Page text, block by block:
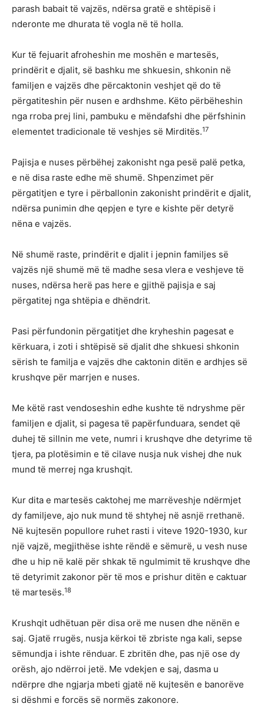
parash babait të vajzës, ndërsa gratë e shtëpisë i
nderonte me dhurata të vogla në të holla.
Kur të fejuarit afroheshin me moshën e martesës,
prindërit e djalit, së bashku me shkuesin, shkonin në
familjen e vajzës dhe përcaktonin veshjet që do të
përgatiteshin për nusen e ardhshme. Këto përbëheshin
nga rroba prej lini, pambuku e mëndafshi dhe përfshinin
elementet tradicionale të veshjes së Mirditës.17
Pajisja e nuses përbëhej zakonisht nga pesë palë petka,
e në disa raste edhe më shumë. Shpenzimet për
përgatitjen e tyre i përballonin zakonisht prindërit e djalit,
ndërsa punimin dhe qepjen e tyre e kishte për detyrë
nëna e vajzës.
Në shumë raste, prindërit e djalit i jepnin familjes së
vajzës një shumë më të madhe sesa vlera e veshjeve të
nuses, ndërsa herë pas here e gjithë pajisja e saj
përgatitej nga shtëpia e dhëndrit.
Pasi përfundonin përgatitjet dhe kryheshin pagesat e
kërkuara, i zoti i shtëpisë së djalit dhe shkuesi shkonin
sërish te familja e vajzës dhe caktonin ditën e ardhjes së
krushqve për marrjen e nuses.
Me këtë rast vendoseshin edhe kushte të ndryshme për
familjen e djalit, si pagesa të papërfunduara, sendet që
duhej të sillnin me vete, numri i krushqve dhe detyrime të
tjera, pa plotësimin e të cilave nusja nuk vishej dhe nuk
mund të merrej nga krushqit.
Kur dita e martesës caktohej me marrëveshje ndërmjet
dy familjeve, ajo nuk mund të shtyhej në asnjë rrethanë.
Në kujtesën popullore ruhet rasti i viteve 1920-1930, kur
një vajzë, megjithëse ishte rëndë e sëmurë, u vesh nuse
dhe u hip në kalë për shkak të ngulmimit të krushqve dhe
të detyrimit zakonor për të mos e prishur ditën e caktuar
të martesës.18
Krushqit udhëtuan për disa orë me nusen dhe nënën e
saj. Gjatë rrugës, nusja kërkoi të zbriste nga kali, sepse
sëmundja i ishte rënduar. E zbritën dhe, pas një ose dy
orësh, ajo ndërroi jetë. Me vdekjen e saj, dasma u
ndërpre dhe ngjarja mbeti gjatë në kujtesën e banorëve
si dëshmi e forcës së normës zakonore.